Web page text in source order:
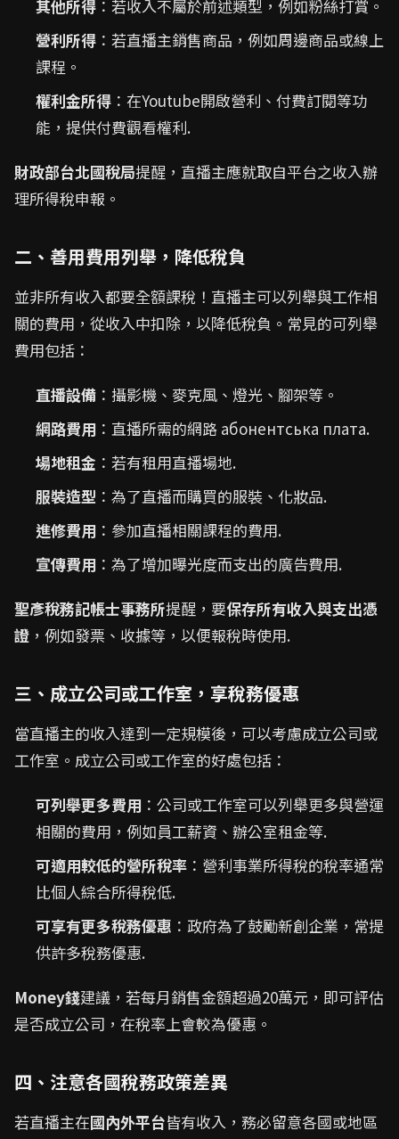
其他所得 ：若收入不屬於前述類型，例如粉絲打賞。
營利所得 ：若直播主銷售商品，例如周邊商品或線上
課程。
權利金所得 ：在Youtube開啟營利、付費訂閱等功
能，提供付費觀看權利.
財政部台北國稅局提醒，直播主應就取自平台之收入辦
理所得稅申報。
二、善用費用列舉，降低稅負
並非所有收入都要全額課稅！直播主可以列舉與工作相
關的費用，從收入中扣除，以降低稅負。常見的可列舉
費用包括：
直播設備 ：攝影機、麥克風、燈光、腳架等。
網路費用 ：直播所需的網路 абонентська плата.
場地租金 ：若有租用直播場地.
服裝造型 ：為了直播而購買的服裝、化妝品.
進修費用 ：參加直播相關課程的費用.
宣傳費用 ：為了增加曝光度而支出的廣告費用.
聖彥稅務記帳士事務所提醒，要保存所有收入與支出憑
證 ，例如發票、收據等，以便報稅時使用.
三、成立公司或工作室，享稅務優惠
當直播主的收入達到一定規模後，可以考慮成立公司或
工作室。成立公司或工作室的好處包括：
可列舉更多費用 ：公司或工作室可以列舉更多與營運
相關的費用，例如員工薪資、辦公室租金等.
可適用較低的營所稅率 ：營利事業所得稅的稅率通常
比個人綜合所得稅低.
可享有更多稅務優惠 ：政府為了鼓勵新創企業，常提
供許多稅務優惠.
Money錢建議，若每月銷售金額超過20萬元，即可評估
是否成立公司，在稅率上會較為優惠。
四、注意各國稅務政策差異
若直播主在國內外平台皆有收入，務必留意各國或地區